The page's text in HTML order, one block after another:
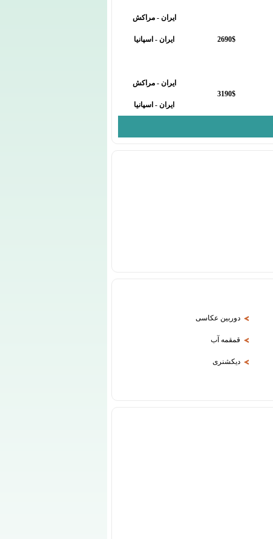
2690$
ایران - مراکش
ایران - اسپانیا
3190$
ایران - مراکش
ایران - اسپانیا
دوربین عکاسی
قمقمه آب
دیکشنری